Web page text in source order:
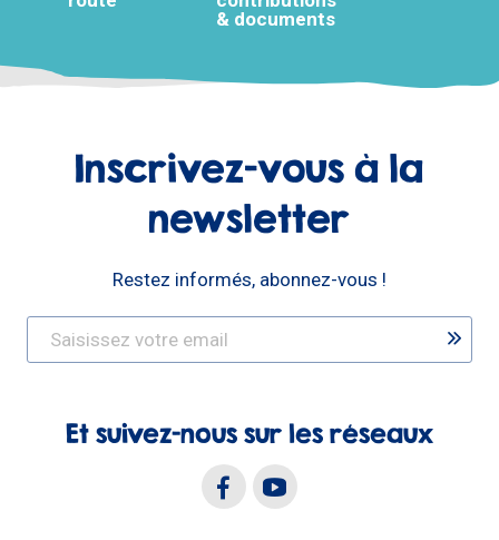
& documents
Inscrivez-vous à la
newsletter
Restez informés, abonnez-vous !
Et suivez-nous sur les réseaux